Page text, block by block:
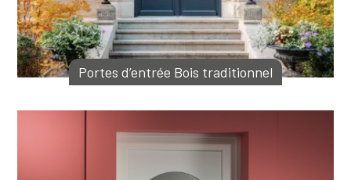
Portes d’entrée Bois traditionnel